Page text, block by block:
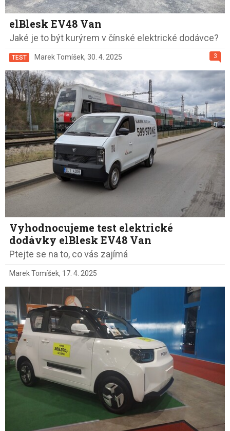
elBlesk EV48 Van
Jaké je to být kurýrem v čínské elektrické dodávce?
3
TEST Marek Tomíšek, 30. 4. 2025
Vyhodnocujeme test elektrické
dodávky elBlesk EV48 Van
Ptejte se na to, co vás zajímá
Marek Tomíšek, 17. 4. 2025